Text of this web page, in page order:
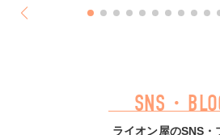
SNS・
ライオン屋のSNS・